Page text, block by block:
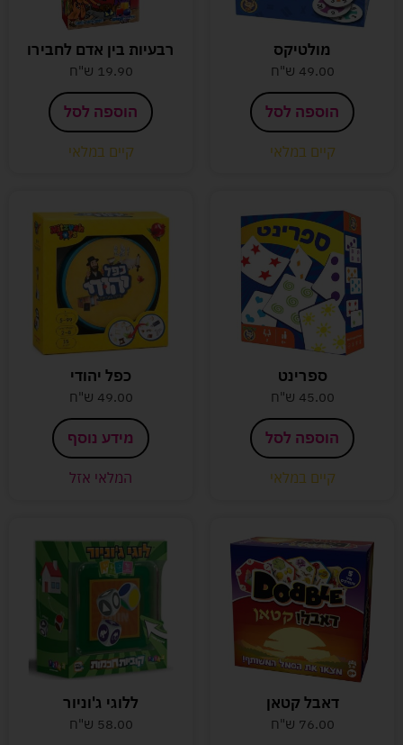
מולטיקס
49.00 ש"ח
הוספה לסל
קיים במלאי
רבעיות בין אדם לחבירו
19.90 ש"ח
הוספה לסל
קיים במלאי
ספרינט
45.00 ש"ח
הוספה לסל
קיים במלאי
כפל יהודי
49.00 ש"ח
מידע נוסף
המלאי אזל
דאבל קטאן
76.00 ש"ח
ללוגי ג'וניור
58.00 ש"ח